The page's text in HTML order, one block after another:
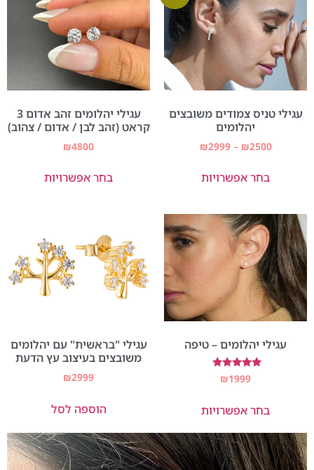
עגילי טניס צמודים משובצים
יהלומים
₪2500
–
₪2999
בחר אפשרויות
עגילי יהלומים זהב אדום 3
קראט (זהב לבן / אדום / צהוב)
₪4800
בחר אפשרויות
עגילי יהלומים – טיפה
דורג
5.00
₪1999
בחר אפשרויות
עגילי "בראשית" עם יהלומים
משובצים בעיצוב עץ הדעת
₪2999
הוספה לסל